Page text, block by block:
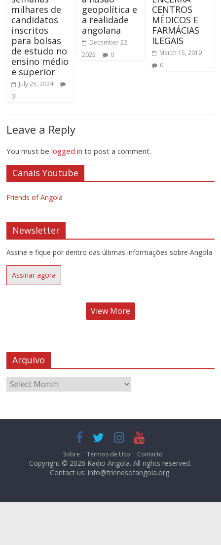
milhares de
candidatos
inscritos
para bolsas
de estudo no
ensino médio
e superior
July 25, 2024
0
geopolítica e
a realidade
angolana
December 22,
2025
0
CENTROS
MÉDICOS E
FARMÁCIAS
ILEGAIS
March 15, 2019
0
Leave a Reply
You must belogged in to post a comment.
Canais Youtube
Friends of Angola
Newsletter
Assine e fique por dentro das últimas informações sobre Angola
Assinar agora
View More
Arquivo
Sobre Termos de Uso Contacto
Copyright © 2026 Radio Angola. All rights reserved.
Contact us: info@friendsofangola.org.